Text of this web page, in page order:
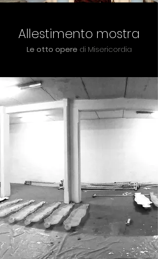
Allestimento mostra
Le otto opere di Misericordia